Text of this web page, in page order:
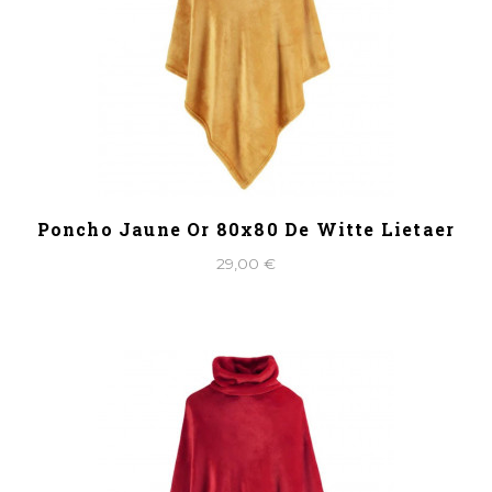
Poncho Jaune Or 80x80 De Witte Lietaer
29,00 €